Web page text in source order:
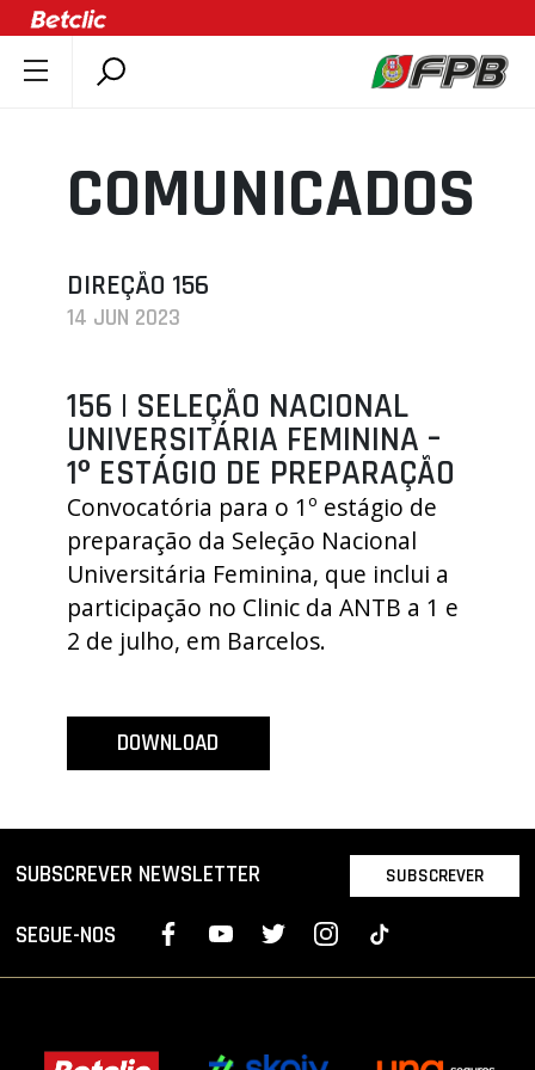
DOCUMENTOS
ÚLTIMAS
ASSOCIAÇÕES
CLUBES
AGENDA
SELEÇÕES
MINIBASQUETE
ÁREA TÉCNICA
PROJETOS
LIGA BETCLIC MASCULINA
LIGA BETCLIC FEMININA
COMUNICADOS
DIREÇÃO 156
14 JUN 2023
156 | SELEÇÃO NACIONAL
UNIVERSITÁRIA FEMININA –
1º ESTÁGIO DE PREPARAÇÃO
Convocatória para o 1º estágio de
preparação da Seleção Nacional
Universitária Feminina, que inclui a
participação no Clinic da ANTB a 1 e
2 de julho, em Barcelos.
DOWNLOAD
SUBSCREVER NEWSLETTER SUBSCREVER
SEGUE-NOS